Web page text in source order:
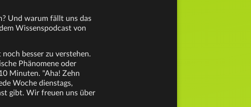
Und warum fällt uns das
Wissenspodcast von
besser zu verstehen.
Phänomene oder
Minuten. "Aha! Zehn
Woche dienstags,
gibt. Wir freuen uns über